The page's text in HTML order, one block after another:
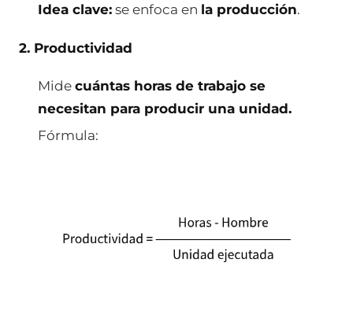
Idea clave:se enfoca en la producción.
2. Productividad
Mide cuántas horas de trabajo se
necesitan para producir una unidad.
Fórmula: